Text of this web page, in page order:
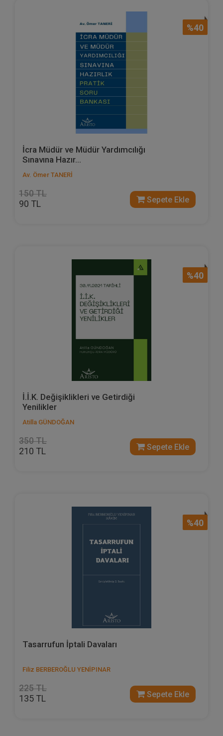
%40
İcra Müdür ve Müdür Yardımcılığı
Sınavına Hazır...
Av. Ömer TANERİ
150 TL
90 TL Sepete Ekle
%40
İ.İ.K. Değişiklikleri ve Getirdiği
Yenilikler
Atilla GÜNDOĞAN
350 TL
210 TL Sepete Ekle
%40
Tasarrufun İptali Davaları
Filiz BERBEROĞLU YENİPINAR
225 TL
135 TL Sepete Ekle